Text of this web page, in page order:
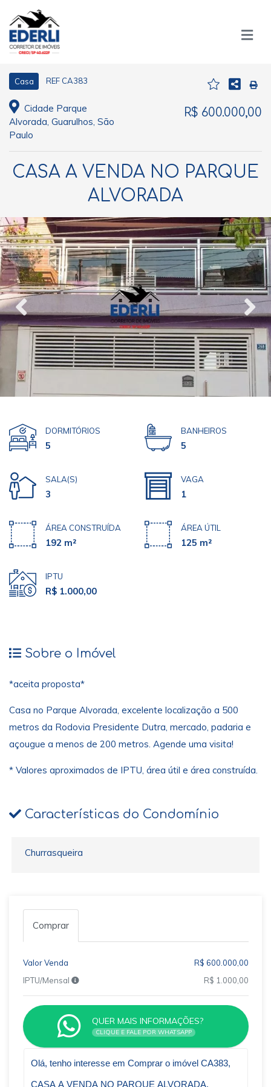
Casa REF CA383
Cidade Parque
Alvorada, Guarulhos, São
Paulo
R$ 600.000,00
CASA A VENDA NO PARQUE
ALVORADA
DORMITÓRIOS
5
BANHEIROS
5
SALA(S)
3
VAGA
1
ÁREA CONSTRUÍDA
192 m²
ÁREA ÚTIL
125 m²
IPTU
R$ 1.000,00
Sobre o Imóvel
*aceita proposta*
Casa no Parque Alvorada, excelente localização a 500
metros da Rodovia Presidente Dutra, mercado, padaria e
açougue a menos de 200 metros. Agende uma visita!
* Valores aproximados de IPTU, área útil e área construída.
Características do Condomínio
Churrasqueira
Comprar
Valor Venda
R$ 600.000,00
IPTU/Mensal
R$ 1.000,00
QUER MAIS INFORMAÇÕES?
CLIQUE E FALE POR WHATSAPP